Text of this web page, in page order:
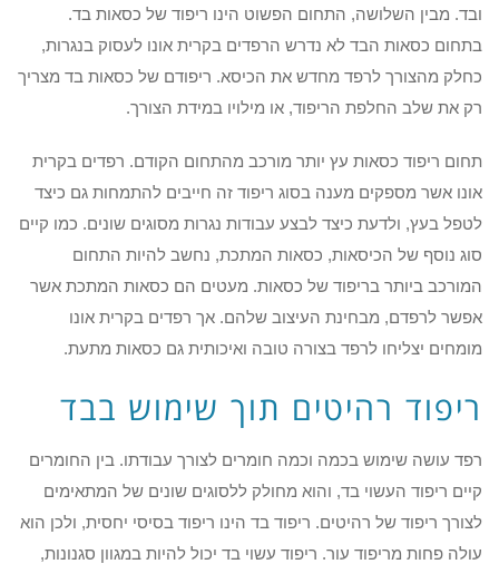
ובד. מבין השלושה, התחום הפשוט הינו ריפוד של כסאות בד.
בתחום כסאות הבד לא נדרש הרפדים בקרית אונו לעסוק בנגרות,
כחלק מהצורך לרפד מחדש את הכיסא. ריפודם של כסאות בד מצריך
רק את שלב החלפת הריפוד, או מילויו במידת הצורך.
תחום ריפוד כסאות עץ יותר מורכב מהתחום הקודם. רפדים בקרית
אונו אשר מספקים מענה בסוג ריפוד זה חייבים להתמחות גם כיצד
לטפל בעץ, ולדעת כיצד לבצע עבודות נגרות מסוגים שונים. כמו קיים
סוג נוסף של הכיסאות, כסאות המתכת, נחשב להיות התחום
המורכב ביותר בריפוד של כסאות. מעטים הם כסאות המתכת אשר
אפשר לרפדם, מבחינת העיצוב שלהם. אך רפדים בקרית אונו
מומחים יצליחו לרפד בצורה טובה ואיכותית גם כסאות מתעת.
ריפוד רהיטים תוך שימוש בבד
רפד עושה שימוש בכמה וכמה חומרים לצורך עבודתו. בין החומרים
קיים ריפוד העשוי בד, והוא מחולק ללסוגים שונים של המתאימים
לצורך ריפוד של רהיטים. ריפוד בד הינו ריפוד בסיסי יחסית, ולכן הוא
עולה פחות מריפוד עור. ריפוד עשוי בד יכול להיות במגוון סגנונות,